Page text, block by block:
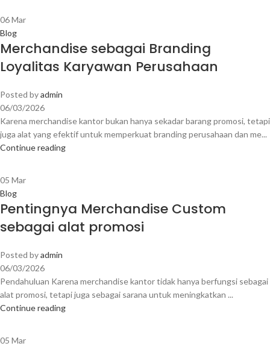
06Mar
Blog
Merchandise sebagai Branding
Loyalitas Karyawan Perusahaan
Posted byadmin
06/03/2026
Karena merchandise kantor bukan hanya sekadar barang promosi, tetapi
juga alat yang efektif untuk memperkuat branding perusahaan dan me...
Continue reading
05 Mar
Blog
Pentingnya Merchandise Custom
sebagai alat promosi
Posted byadmin
06/03/2026
Pendahuluan Karena merchandise kantor tidak hanya berfungsi sebagai
alat promosi, tetapi juga sebagai sarana untuk meningkatkan ...
Continue reading
05 Mar